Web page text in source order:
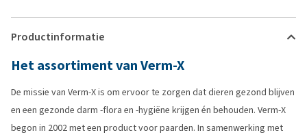
Productinformatie
Het assortiment van Verm-X
De missie van Verm-X is om ervoor te zorgen dat dieren gezond blijven
en een gezonde darm -flora en -hygiëne krijgen én behouden. Verm-X
begon in 2002 met een product voor paarden. In samenwerking met